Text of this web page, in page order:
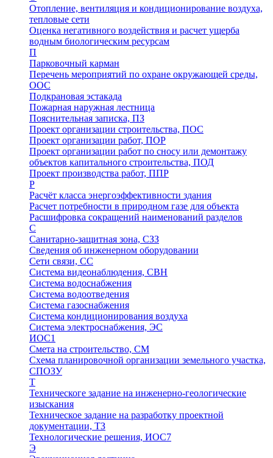
Отопление, вентиляция и кондиционирование воздуха,
тепловые сети
Оценка негативного воздействия и расчет ущерба
водным биологическим ресурсам
П
Парковочный карман
Перечень мероприятий по охране окружающей среды,
ООС
Подкрановая эстакада
Пожарная наружная лестница
Пояснительная записка, ПЗ
Проект организации строительства, ПОС
Проект организации работ, ПОР
Проект организации работ по сносу или демонтажу
объектов капитального строительства, ПОД
Проект производства работ, ППР
Р
Расчёт класса энергоэффективности здания
Расчет потребности в природном газе для объекта
Расшифровка сокращений наименований разделов
С
Санитарно-защитная зона, СЗЗ
Сведения об инженерном оборудовании
Сети связи, СС
Система видеонаблюдения, СВН
Система водоснабжения
Система водоотведения
Система газоснабжения
Система кондиционирования воздуха
Система электроснабжения, ЭС
ИОС1
Смета на строительство, СМ
Схема планировочной организации земельного участка,
СПОЗУ
Т
Техническоге задание на инженерно-геологические
изыскания
Техническое задание на разработку проектной
документации, ТЗ
Технологические решения, ИОC7
Э